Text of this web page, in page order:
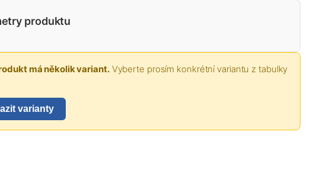
produktu
má několik variant.Vyberte prosím konkrétní variantu z tabulky
varianty